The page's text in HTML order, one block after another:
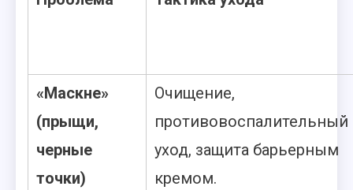
«Маскне»
(прыщи,
черные
точки)
Очищение,
противовоспалительный
уход, защита барьерным
кремом.